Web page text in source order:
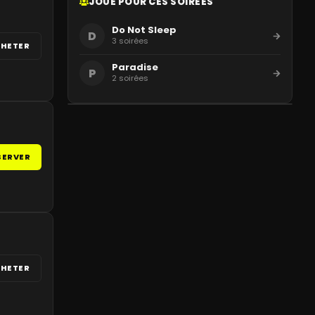
D Do Not Sleep
3 soirées
P Paradise
2 soirées